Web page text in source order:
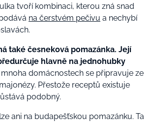
tvoří kombinaci, kterou zná snad
na čerstvém pečivu a nechybí
také česneková pomazánka. Její
hlavně na jednohubky
mnoha domácnostech se připravuje ze
Přestože receptů existuje
podobný.
ani na budapešťskou pomazánku. Ta